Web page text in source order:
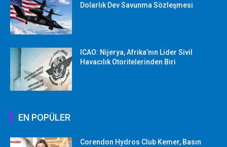
Dolarlık Dev Savunma Sözleşmesi
ICAO: Nijerya, Afrika’nın Lider Sivil
Havacılık Otoritelerinden Biri
EN POPÜLER
Corendon Hydros Club Kemer, Basın